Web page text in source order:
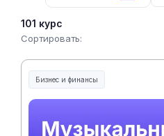
101 курс
Сортировать:
Бизнес и финансы